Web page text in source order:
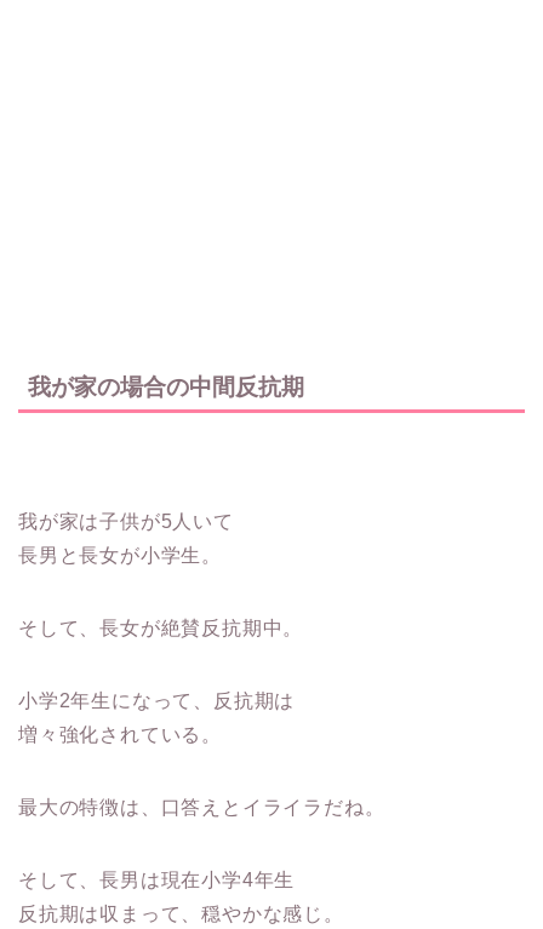
我が家の場合の中間反抗期
我が家は子供が5人いて
長男と長女が小学生。
そして、長女が絶賛反抗期中。
小学2年生になって、反抗期は
増々強化されている。
最大の特徴は、口答えとイライラだね。
そして、長男は現在小学4年生
反抗期は収まって、穏やかな感じ。